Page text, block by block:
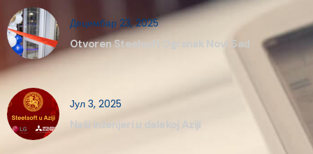
Децембар 23, 2025
Otvoren Steelsoft Ogranak Novi Sad
Јул 3, 2025
Naši inženjeri u dalekoj Aziji